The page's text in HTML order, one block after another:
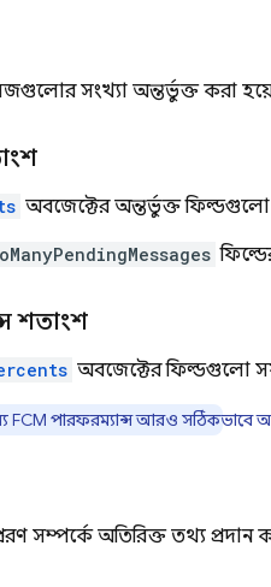
সংখ্যা অন্তর্ভুক্ত করা
অবজেক্টের অন্তর্ভুক্ত
শতাংশ
অবজেক্টের ফিল্ডগুলো
পারফরম্যান্স আরও সঠিকভাবে
সম্পর্কে অতিরিক্ত তথ্য প্রদান